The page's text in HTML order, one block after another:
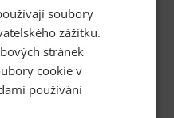
soubory
zážitku.
stránek
cookie v
používání